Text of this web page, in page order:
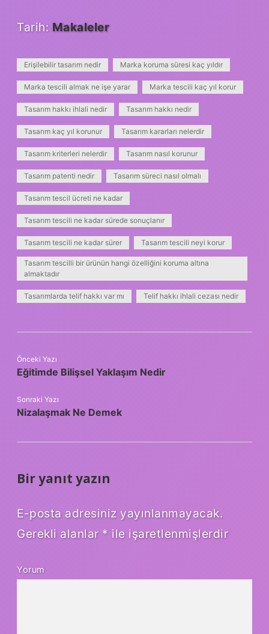
Tarih: Makaleler
Erişilebilir tasarım nedir Marka koruma süresi kaç yıldır
Marka tescili almak ne işe yarar Marka tescili kaç yıl korur
Tasarım hakkı ihlali nedir Tasarım hakkı nedir
Tasarım kaç yıl korunur Tasarım kararları nelerdir
Tasarım kriterleri nelerdir Tasarım nasıl korunur
Tasarım patenti nedir Tasarım süreci nasıl olmalı
Tasarım tescil ücreti ne kadar
Tasarım tescili ne kadar sürede sonuçlanır
Tasarım tescili ne kadar sürer Tasarım tescili neyi korur
Tasarım tescilli bir ürünün hangi özelliğini koruma altına
almaktadır
Tasarımlarda telif hakkı var mı Telif hakkı ihlali cezası nedir
Önceki Yazı
Eğitimde Bilişsel Yaklaşım Nedir
Sonraki Yazı
Nizalaşmak Ne Demek
Bir yanıt yazın
E-posta adresiniz yayınlanmayacak.
Gerekli alanlar * ile işaretlenmişlerdir
Yorum